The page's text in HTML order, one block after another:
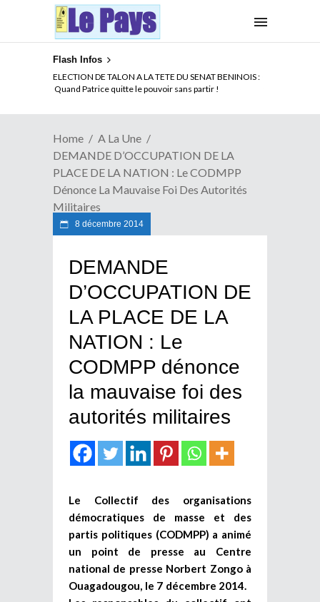
Flash Infos
ELECTION DE TALON A LA TETE DU SENAT BENINOIS :
Quand Patrice quitte le pouvoir sans partir !
Home
A La Une
DEMANDE D’OCCUPATION DE LA
PLACE DE LA NATION : Le CODMPP
Dénonce La Mauvaise Foi Des Autorités
Militaires
8 décembre 2014
DEMANDE
D’OCCUPATION DE
LA PLACE DE LA
NATION : Le
CODMPP dénonce
la mauvaise foi des
autorités militaires
Le Collectif des organisations
démocratiques de masse et des
partis politiques (CODMPP) a animé
un point de presse au Centre
national de presse Norbert Zongo à
Ouagadougou, le 7 décembre 2014.